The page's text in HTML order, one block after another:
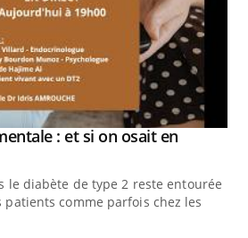
: et si on osait en
le diabète de type 2 reste entourée
patients comme parfois chez les